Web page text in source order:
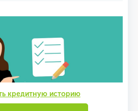
кредитную историю